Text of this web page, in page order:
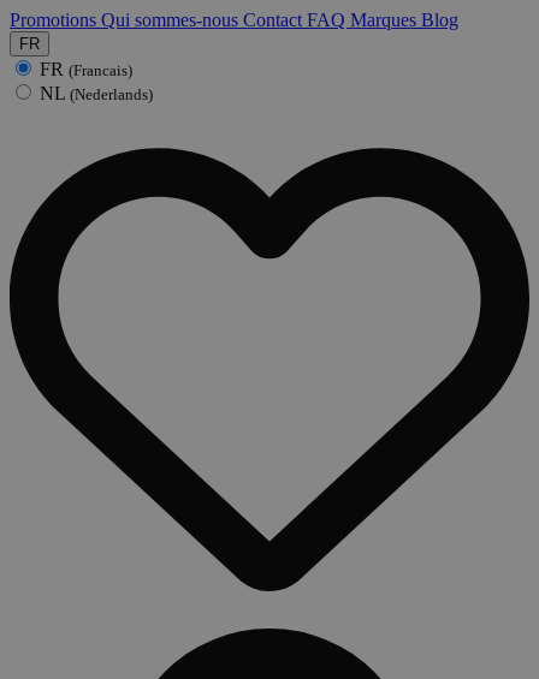
Promotions Qui sommes-nous Contact FAQ Marques Blog
FR
FR (Francais)
NL (Nederlands)